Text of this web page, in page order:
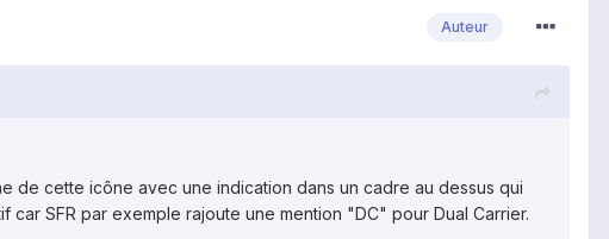
Auteur
de cette icône avec une indication dans un cadre au dessus qui
SFR par exemple rajoute une mention "DC" pour Dual Carrier.